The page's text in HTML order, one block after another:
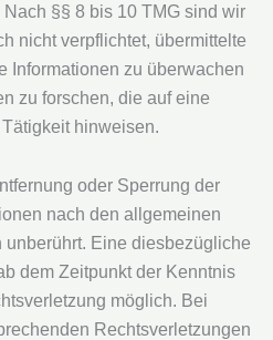
§§ 8 bis 10 TMG sind wir
nicht verpflichtet, übermittelte
Informationen zu überwachen
zu forschen, die auf eine
hinweisen.
oder Sperrung der
nach den allgemeinen
Eine diesbezügliche
dem Zeitpunkt der Kenntnis
möglich. Bei
Rechtsverletzungen